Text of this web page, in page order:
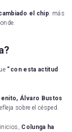
el chip: más
“con esta actitud
Álvaro Bustos
sobre el césped.
Colunga ha